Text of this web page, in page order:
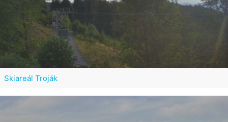
Skiareál Troják